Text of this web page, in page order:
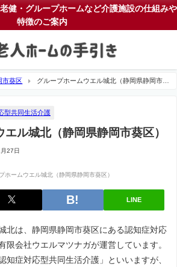
健・グループホームなど介護施設の仕組みや
特徴のご案内
市葵区
グループホームウエル城北（静岡県静岡市葵
型共同生活介護
ル城北（静岡県静岡市葵区）
27日
LINE
北は、静岡県静岡市葵区にある認知症対応
限会社ウエルマツナガが運営しています。
知症対応型共同生活介護」といいますが、